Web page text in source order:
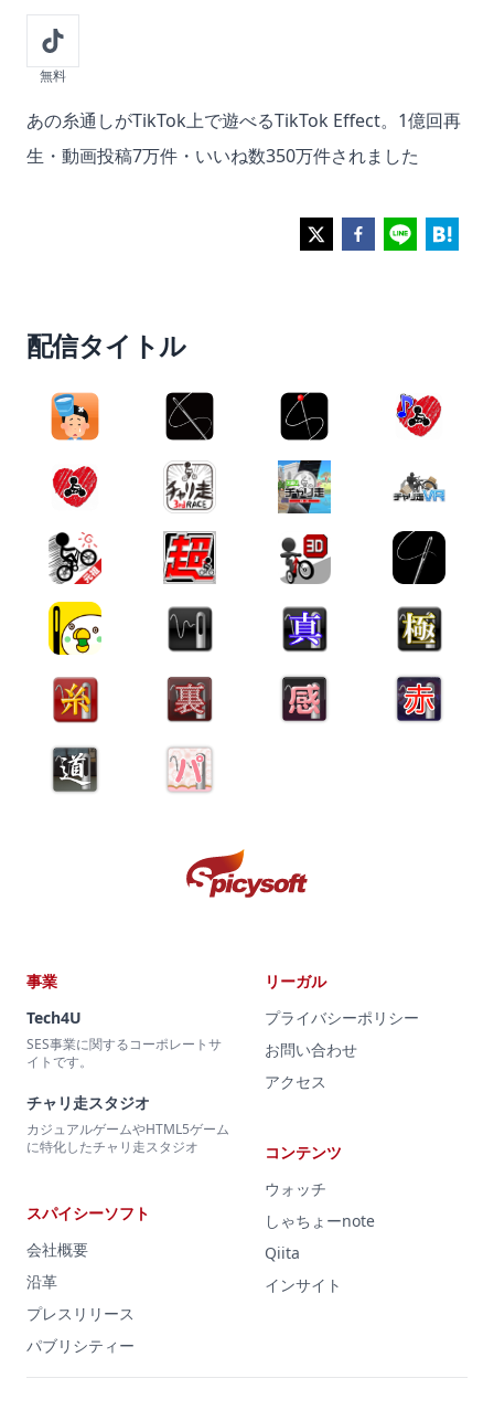
無料
Description
あの糸通しがTikTok上で遊べるTikTok Effect。1億回再
生・動画投稿7万件・いいね数350万件されました
配信タイトル
事業
Tech4U
SES事業に関するコーポレートサ
イトです。
チャリ走スタジオ
カジュアルゲームやHTML5ゲーム
に特化したチャリ走スタジオ
スパイシーソフト
会社概要
沿革
プレスリリース
パブリシティー
リーガル
プライバシーポリシー
お問い合わせ
アクセス
コンテンツ
ウォッチ
しゃちょーnote
Qiita
インサイト